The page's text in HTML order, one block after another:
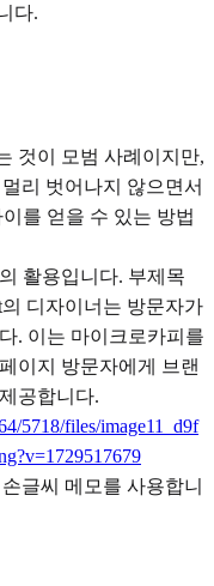
다.
것이 모범 사례이지만,
리 벗어나지 않으면서
를 얻을 수 있는 방법
활용입니다. 부제목
디자이너는 방문자가
. 이는 마이크로카피를
이지 방문자에게 브랜
공합니다.
5718/files/image11_d9f
글씨 메모를 사용합니